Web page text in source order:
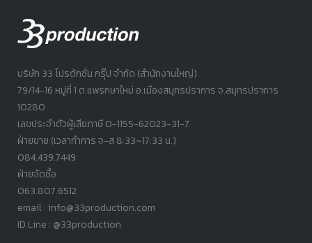
บริษัท 33 โปรดักชั่น กรุ๊ป จำกัด (สำนักงานใหญ่)
79/14-16 หมู่ที่ 1 ต.แพรกษาใหม่ อ.เมืองสมุทรปราการ จ.สมุทรปราการ
10280
เลขประจำตัวผู้เสียภาษี 0-1155-62023-31-7
ฝ่ายขาย (เวลาทำการ จ-ส 8:33~17:33 น.)
084.439.7449
ฝ่ายจัดซื้อ
063.807.6512
email : info@33production.com
ID Line : @33production